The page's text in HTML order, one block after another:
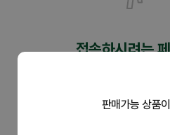
접속하시려는
주소가 정확한지 다시 한 번 확
판매가능 상품